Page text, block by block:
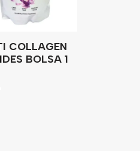
COLLAGEN
BOLSA 1